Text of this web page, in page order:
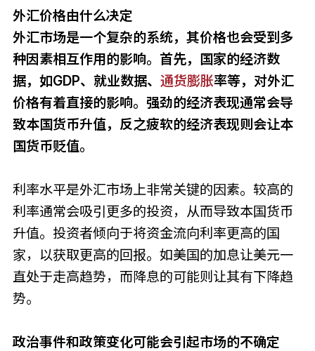
外汇价格由什么决定
外汇市场是一个复杂的系统，其价格也会受到多
种因素相互作用的影响。首先，国家的经济数
据，如GDP、就业数据、 通货膨胀率等，对外汇
价格有着直接的影响。强劲的经济表现通常会导
致本国货币升值，反之疲软的经济表现则会让本
国货币贬值。
利率水平是外汇市场上非常关键的因素。较高的
利率通常会吸引更多的投资，从而导致本国货币
升值。投资者倾向于将资金流向利率更高的国
家，以获取更高的回报。如美国的加息让美元一
直处于走高趋势，而降息的可能则让其有下降趋
势。
政治事件和政策变化可能会引起市场的不确定